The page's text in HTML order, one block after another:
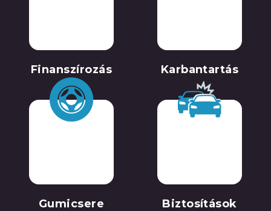
Finanszírozás Karbantartás
Gumicsere Biztosítások